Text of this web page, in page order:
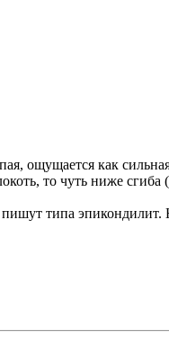
ощущается как
то чуть ниже
типа